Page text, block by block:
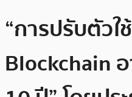
“การปรับตัวใ
Blockchain